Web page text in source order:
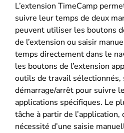
L’extension TimeCamp
suivre leur temps de deux
peuvent utiliser les boutons
de l’extension ou saisir
temps directement dans le
les boutons de l’extension
outils de travail sélectionnés,
démarrage/arrêt pour suivre
applications spécifiques. Le
tâche à partir de
nécessité d’une saisie